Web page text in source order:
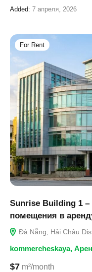
Added: 7 апреля, 2026
For Rent
Sunrise Building 1
помещения в
Đà Nẵng, Hải Châu
kommercheskaya,
$7 m²/month